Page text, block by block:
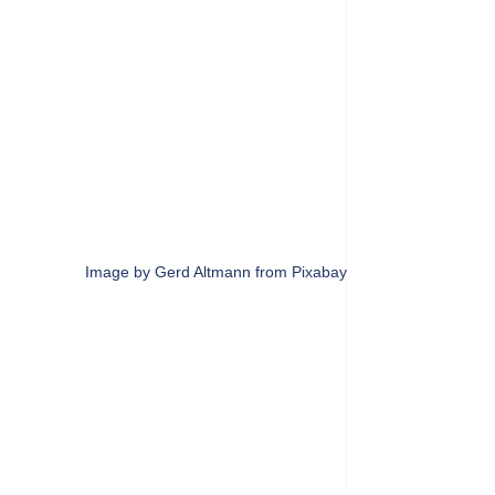
Image by Gerd Altmann from Pixabay